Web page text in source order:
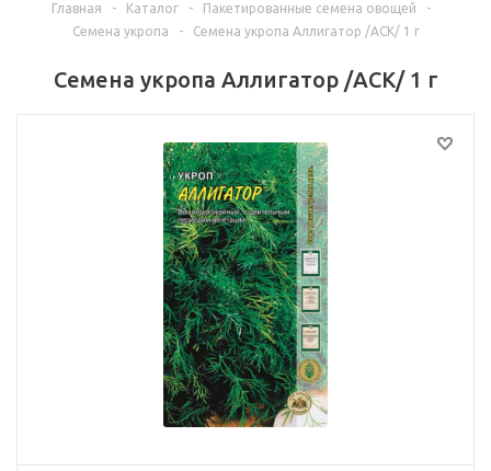
Главная - Каталог - Пакетированные семена овощей
-
Семена укропа
- Семена укропа Аллигатор /АСК/ 1 г
Семена укропа Аллигатор /АСК/ 1 г